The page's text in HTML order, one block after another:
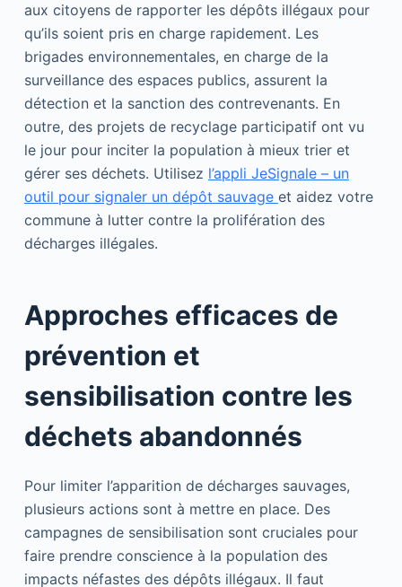
aux citoyens de rapporter les dépôts illégaux pour
qu’ils soient pris en charge rapidement. Les
brigades environnementales, en charge de la
surveillance des espaces publics, assurent la
détection et la sanction des contrevenants. En
outre, des projets de recyclage participatif ont vu
le jour pour inciter la population à mieux trier et
gérer ses déchets. Utilisez l’appli JeSignale – un
outil pour signaler un dépôt sauvage et aidez votre
commune à lutter contre la prolifération des
décharges illégales.
Approches efficaces de
prévention et
sensibilisation contre les
déchets abandonnés
Pour limiter l’apparition de décharges sauvages,
plusieurs actions sont à mettre en place. Des
campagnes de sensibilisation sont cruciales pour
faire prendre conscience à la population des
impacts néfastes des dépôts illégaux. Il faut